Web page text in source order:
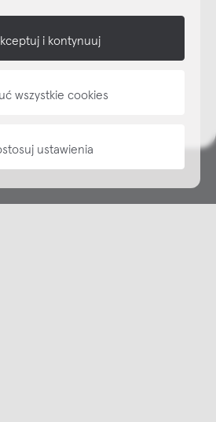
i kontynuuj
wszystkie cookies
ustawienia